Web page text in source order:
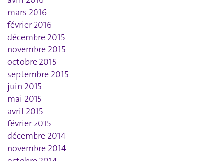
mars 2016
février 2016
décembre 2015
novembre 2015
octobre 2015
septembre 2015
juin 2015
mai 2015
avril 2015
février 2015
décembre 2014
novembre 2014